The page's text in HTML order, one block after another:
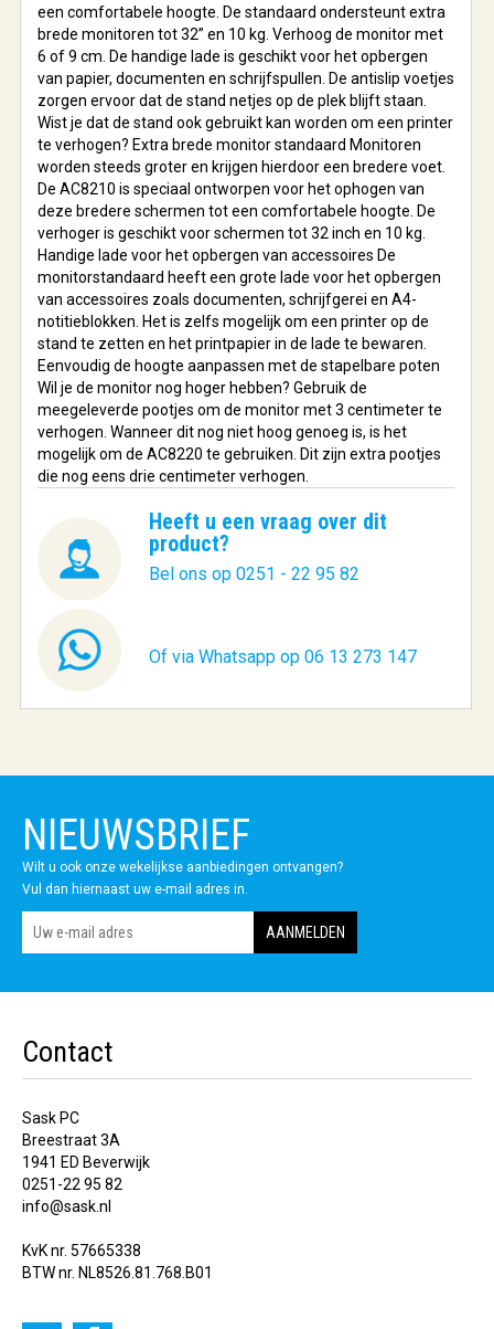
een comfortabele hoogte. De standaard ondersteunt extra
brede monitoren tot 32” en 10 kg. Verhoog de monitor met
6 of 9 cm. De handige lade is geschikt voor het opbergen
van papier, documenten en schrijfspullen. De antislip voetjes
zorgen ervoor dat de stand netjes op de plek blijft staan.
Wist je dat de stand ook gebruikt kan worden om een printer
te verhogen? Extra brede monitor standaard Monitoren
worden steeds groter en krijgen hierdoor een bredere voet.
De AC8210 is speciaal ontworpen voor het ophogen van
deze bredere schermen tot een comfortabele hoogte. De
verhoger is geschikt voor schermen tot 32 inch en 10 kg.
Handige lade voor het opbergen van accessoires De
monitorstandaard heeft een grote lade voor het opbergen
van accessoires zoals documenten, schrijfgerei en A4-
notitieblokken. Het is zelfs mogelijk om een printer op de
stand te zetten en het printpapier in de lade te bewaren.
Eenvoudig de hoogte aanpassen met de stapelbare poten
Wil je de monitor nog hoger hebben? Gebruik de
meegeleverde pootjes om de monitor met 3 centimeter te
verhogen. Wanneer dit nog niet hoog genoeg is, is het
mogelijk om de AC8220 te gebruiken. Dit zijn extra pootjes
die nog eens drie centimeter verhogen.
Heeft u een vraag over dit
product?
Bel ons op 0251 - 22 95 82
Of via Whatsapp op 06 13 273 147
NIEUWSBRIEF
Wilt u ook onze wekelijkse aanbiedingen ontvangen?
Vul dan hiernaast uw e-mail adres in.
Contact
Sask PC
Breestraat 3A
1941 ED Beverwijk
0251-22 95 82
info@sask.nl
KvK nr. 57665338
BTW nr. NL8526.81.768.B01